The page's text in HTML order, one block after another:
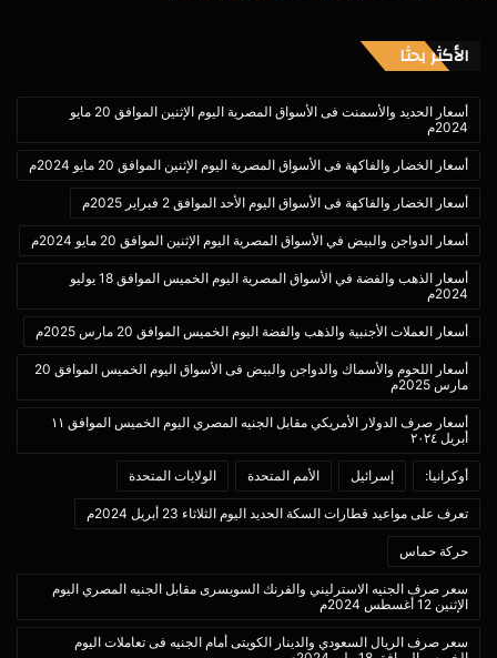
الأكثر بحثا
أسعار الحديد والأسمنت فى الأسواق المصرية اليوم الإثنين الموافق 20 مايو
2024م
أسعار الخضار والفاكهة فى الأسواق المصرية اليوم الإثنين الموافق 20 مايو 2024م
أسعار الخضار والفاكهة فى الأسواق اليوم الأحد الموافق 2 فبراير 2025م
أسعار الدواجن والبيض في الأسواق المصرية اليوم الإثنين الموافق 20 مايو 2024م
أسعار الذهب والفضة في الأسواق المصرية اليوم الخميس الموافق 18 يوليو
2024م
أسعار العملات الأجنبية والذهب والفضة اليوم الخميس الموافق 20 مارس 2025م
أسعار اللحوم والأسماك والدواجن والبيض فى الأسواق اليوم الخميس الموافق 20
مارس 2025م
أسعار صرف الدولار الأمريكي مقابل الجنيه المصري اليوم الخميس الموافق ١١
أبريل ٢٠٢٤
أوكرانيا: إسرائيل الأمم المتحدة الولايات المتحدة
تعرف على مواعيد قطارات السكة الحديد اليوم الثلاثاء 23 أبريل 2024م
حركة حماس
سعر صرف الجنيه الاسترليني والفرنك السويسرى مقابل الجنيه المصري اليوم
الإثنين 12 أغسطس 2024م
سعر صرف الريال السعودي والدينار الكويتى أمام الجنيه فى تعاملات اليوم